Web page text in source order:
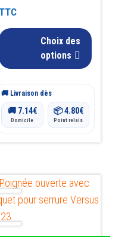
prix :
26.00€
TTC
Choix des
options
🚚 Livraison dès
🚚 7.14€
Domicile
📦4.80€
Point relais